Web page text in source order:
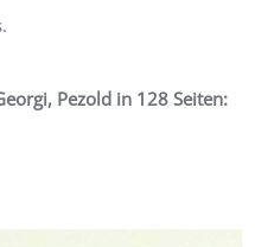
Pezold in 128 Seiten: